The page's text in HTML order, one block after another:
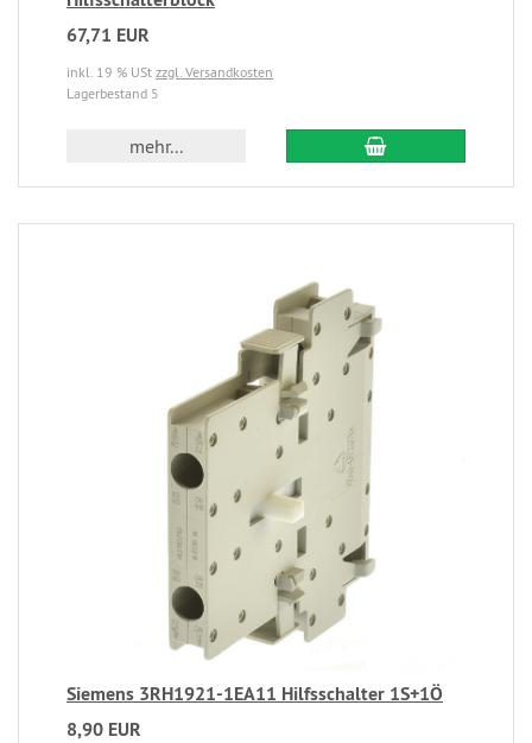
67,71 EUR
inkl. 19 % USt zzgl. Versandkosten
Lagerbestand 5
mehr...
Siemens 3RH1921-1EA11 Hilfsschalter 1S+1Ö
8,90 EUR